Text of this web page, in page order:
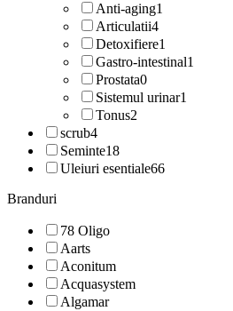
Anti-aging1
Articulatii4
Detoxifiere1
Gastro-intestinal1
Prostata0
Sistemul urinar1
Tonus2
scrub4
Seminte18
Uleiuri esentiale66
Branduri
78 Oligo
Aarts
Aconitum
Acquasystem
Algamar